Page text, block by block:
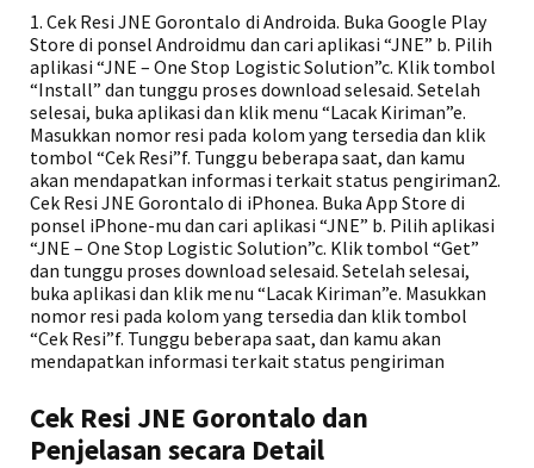
1. Cek Resi JNE Gorontalo di Androida. Buka Google Play
Store di ponsel Androidmu dan cari aplikasi “JNE” b. Pilih
aplikasi “JNE – One Stop Logistic Solution”c. Klik tombol
“Install” dan tunggu proses download selesaid. Setelah
selesai, buka aplikasi dan klik menu “Lacak Kiriman”e.
Masukkan nomor resi pada kolom yang tersedia dan klik
tombol “Cek Resi”f. Tunggu beberapa saat, dan kamu
akan mendapatkan informasi terkait status pengiriman2.
Cek Resi JNE Gorontalo di iPhonea. Buka App Store di
ponsel iPhone-mu dan cari aplikasi “JNE” b. Pilih aplikasi
“JNE – One Stop Logistic Solution”c. Klik tombol “Get”
dan tunggu proses download selesaid. Setelah selesai,
buka aplikasi dan klik menu “Lacak Kiriman”e. Masukkan
nomor resi pada kolom yang tersedia dan klik tombol
“Cek Resi”f. Tunggu beberapa saat, dan kamu akan
mendapatkan informasi terkait status pengiriman
Cek Resi JNE Gorontalo dan
Penjelasan secara Detail